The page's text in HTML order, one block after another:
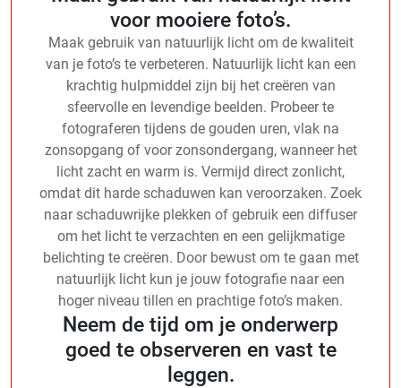
voor mooiere foto’s.
Maak gebruik van natuurlijk licht om de kwaliteit
van je foto’s te verbeteren. Natuurlijk licht kan een
krachtig hulpmiddel zijn bij het creëren van
sfeervolle en levendige beelden. Probeer te
fotograferen tijdens de gouden uren, vlak na
zonsopgang of voor zonsondergang, wanneer het
licht zacht en warm is. Vermijd direct zonlicht,
omdat dit harde schaduwen kan veroorzaken. Zoek
naar schaduwrijke plekken of gebruik een diffuser
om het licht te verzachten en een gelijkmatige
belichting te creëren. Door bewust om te gaan met
natuurlijk licht kun je jouw fotografie naar een
hoger niveau tillen en prachtige foto’s maken.
Neem de tijd om je onderwerp
goed te observeren en vast te
leggen.